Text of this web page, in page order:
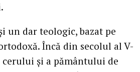
un dar teologic, bazat pe
Încă din secolul al V-
cerului și a pământului de